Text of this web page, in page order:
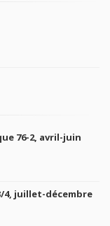
76-2, avril-juin
4, juillet-décembre